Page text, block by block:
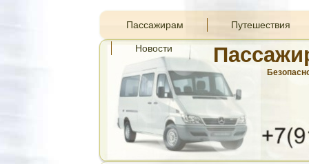
Пассажирам Путешествия
Новости